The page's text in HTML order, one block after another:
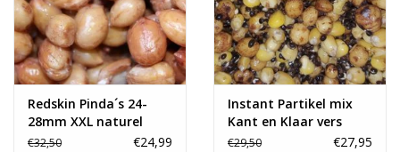
Redskin Pinda´s 24-
28mm XXL naturel
kant en klaar vers
€32,50 €24,99
Instant Partikel mix
Kant en Klaar vers
€29,50 €27,95